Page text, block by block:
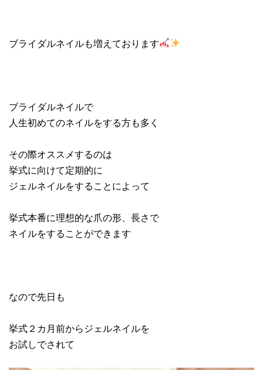
ブライダルネイルも増えております
ブライダルネイルで
人生初めてのネイルをする方も多く
その際オススメするのは
挙式に向けて定期的に
ジェルネイルをすることによって
挙式本番に理想的な爪の形、長さで
ネイルをすることができます
なので先日も
挙式２カ月前からジェルネイルを
お試しでされて